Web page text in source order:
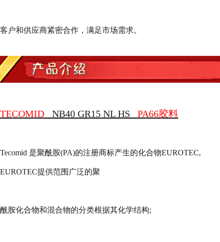
客户和供应商紧密合作，满足市场需求。
TECOMID NB40 GR15 NL HS PA66胶料
Tecomid 是聚酰胺(PA)的注册商标产生的化合物EUROTEC,
EUROTEC提供范围广泛的聚
酰胺化合物和混合物的分类根据其化学结构;